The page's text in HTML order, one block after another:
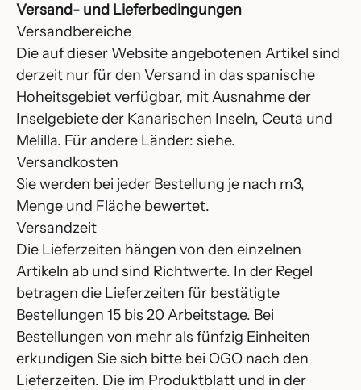
Versand- und Lieferbedingungen
Versandbereiche
Die auf dieser Website angebotenen Artikel sind
derzeit nur für den Versand in das spanische
Hoheitsgebiet verfügbar, mit Ausnahme der
Inselgebiete der Kanarischen Inseln, Ceuta und
Melilla. Für andere Länder: siehe.
Versandkosten
Sie werden bei jeder Bestellung je nach m3,
Menge und Fläche bewertet.
Versandzeit
Die Lieferzeiten hängen von den einzelnen
Artikeln ab und sind Richtwerte. In der Regel
betragen die Lieferzeiten für bestätigte
Bestellungen 15 bis 20 Arbeitstage. Bei
Bestellungen von mehr als fünfzig Einheiten
erkundigen Sie sich bitte bei OGO nach den
Lieferzeiten. Die im Produktblatt und in der